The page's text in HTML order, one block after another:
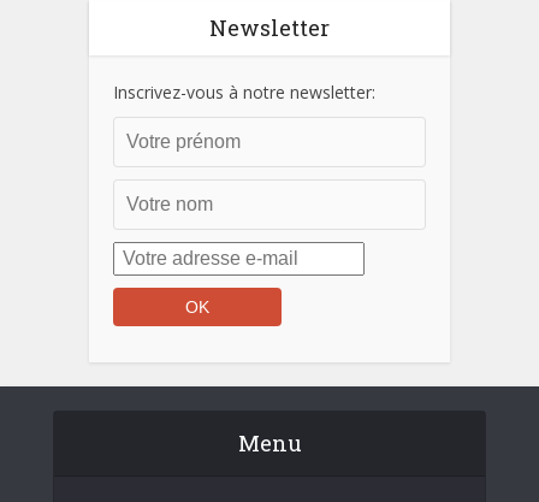
Newsletter
Inscrivez-vous à notre newsletter:
Menu